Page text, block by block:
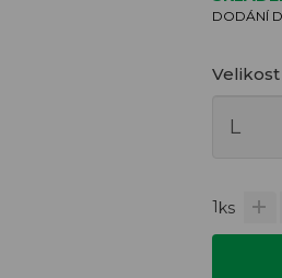
DODÁNÍ
Velikost
1ks